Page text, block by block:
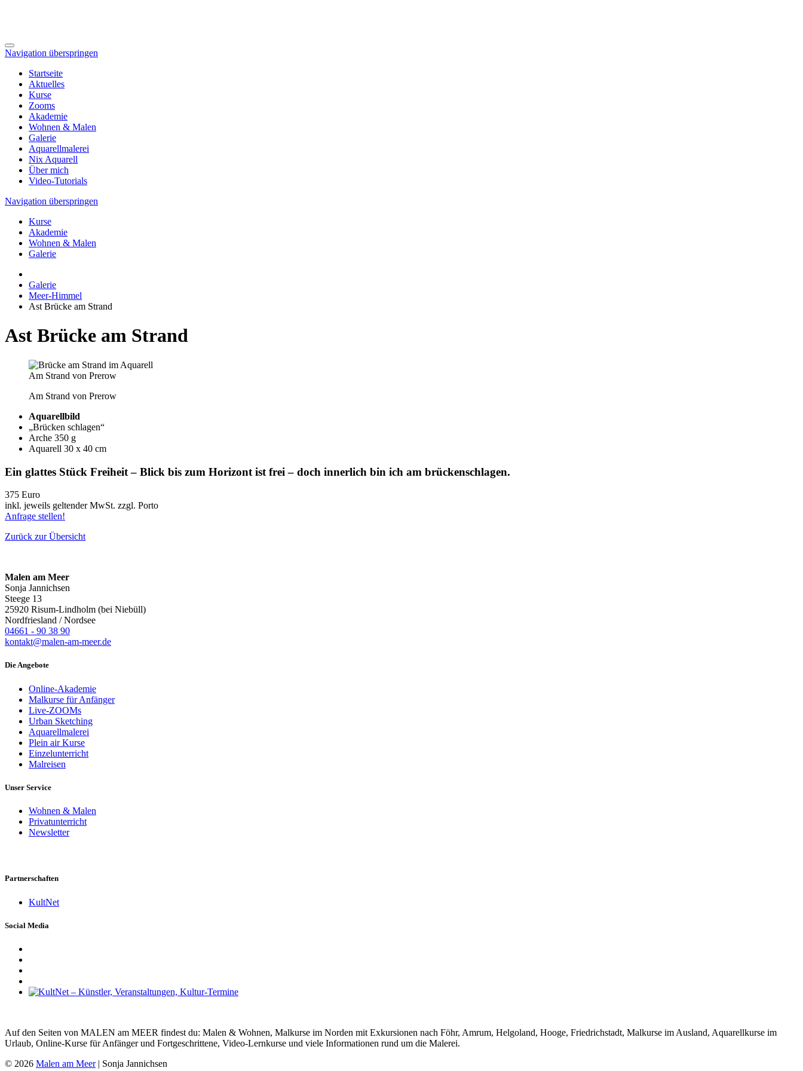
Navigation überspringen
Startseite
Aktuelles
Kurse
Zooms
Akademie
Wohnen & Malen
Galerie
Aquarellmalerei
Nix Aquarell
Über mich
Video-Tutorials
Navigation überspringen
Kurse
Akademie
Wohnen & Malen
Galerie
Galerie
Meer-Himmel
Ast Brücke am Strand
Ast Brücke am Strand
Am Strand von Prerow
Am Strand von Prerow
Aquarellbild
„Brücken schlagen“
Arche 350 g
Aquarell 30 x 40 cm
Ein glattes Stück Freiheit – Blick bis zum Horizont ist frei – doch innerlich bin ich am brückenschlagen.
375 Euro
inkl. jeweils geltender MwSt. zzgl. Porto
Anfrage stellen!
Zurück zur Übersicht
Malen am Meer
Sonja Jannichsen
Steege 13
25920 Risum-Lindholm (bei Niebüll)
Nordfriesland / Nordsee
04661 - 90 38 90
kontakt@malen-am-meer.de
Die Angebote
Online-Akademie
Malkurse für Anfänger
Live-ZOOMs
Urban Sketching
Aquarellmalerei
Plein air Kurse
Einzelunterricht
Malreisen
Unser Service
Wohnen & Malen
Privatunterricht
Newsletter
Partnerschaften
KultNet
Social Media
Auf den Seiten von MALEN am MEER findest du: Malen & Wohnen, Malkurse im Norden mit Exkursionen nach Föhr, Amrum, Helgoland, Hooge, Friedrichstadt, Malkurse im Ausland, Aquarellkurse im
Urlaub, Online-Kurse für Anfänger und Fortgeschrittene, Video-Lernkurse und viele Informationen rund um die Malerei.
© 2026 Malen am Meer| Sonja Jannichsen